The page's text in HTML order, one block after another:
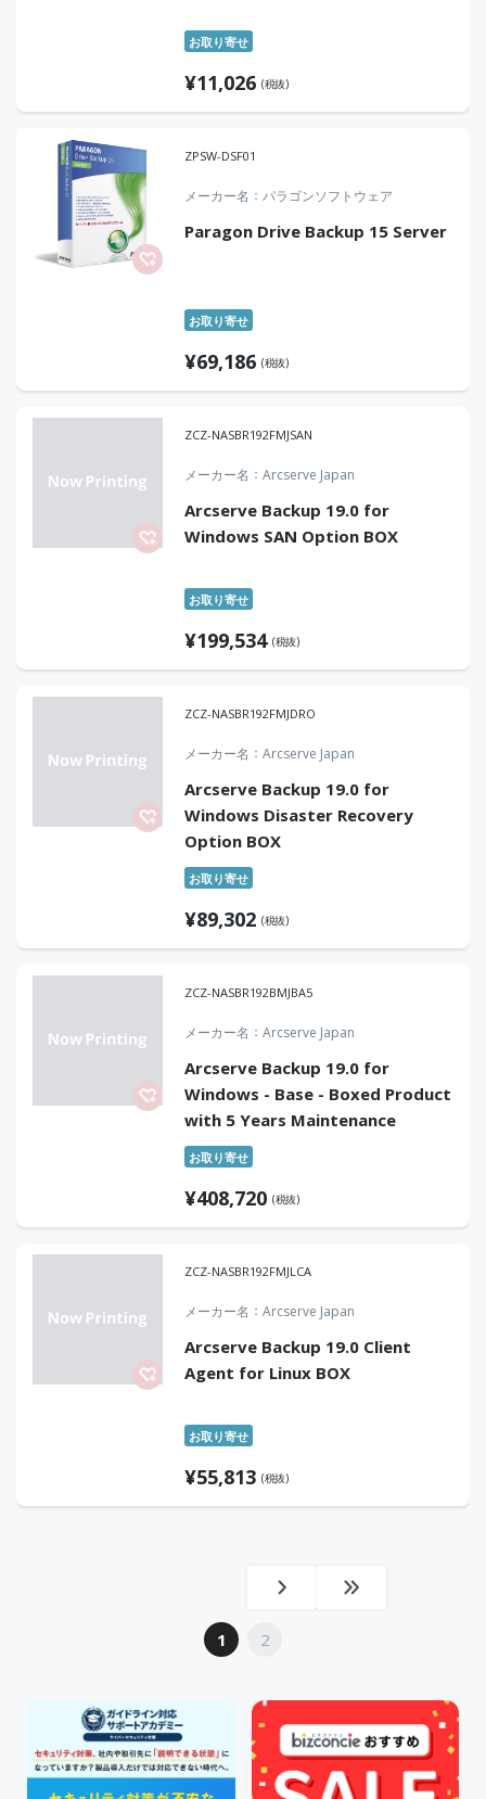
お取り寄せ
¥11,026 (税抜)
ZPSW-DSF01
メーカー名 パラゴンソフトウェア
Paragon Drive Backup 15 Server
お取り寄せ
¥69,186 (税抜)
ZCZ-NASBR192FMJSAN
メーカー名 Arcserve Japan
Arcserve Backup 19.0 for
Windows SAN Option BOX
お取り寄せ
¥199,534 (税抜)
ZCZ-NASBR192FMJDRO
メーカー名 Arcserve Japan
Arcserve Backup 19.0 for
Windows Disaster Recovery
Option BOX
お取り寄せ
¥89,302 (税抜)
ZCZ-NASBR192BMJBA5
メーカー名 Arcserve Japan
Arcserve Backup 19.0 for
Windows - Base - Boxed Product
with 5 Years Maintenance
お取り寄せ
¥408,720 (税抜)
ZCZ-NASBR192FMJLCA
メーカー名 Arcserve Japan
Arcserve Backup 19.0 Client
Agent for Linux BOX
お取り寄せ
¥55,813 (税抜)
1 2